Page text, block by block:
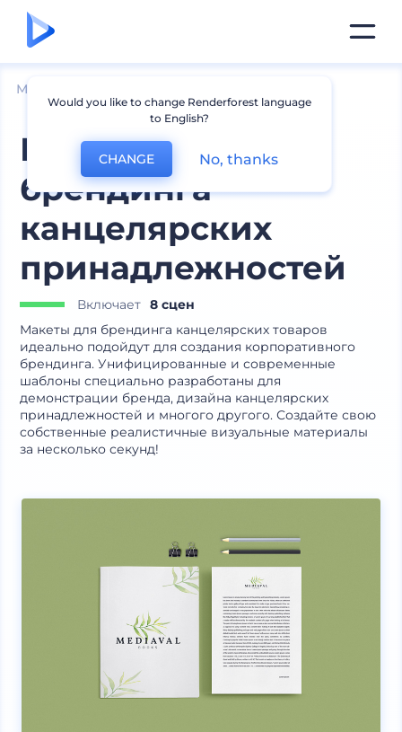
Мокапы
Макеты для
брендинга
канцелярских
принадлежностей
Включает 8 сцен
Макеты для брендинга канцелярских товаров
идеально подойдут для создания корпоративного
брендинга. Унифицированные и современные
шаблоны специально разработаны для
демонстрации бренда, дизайна канцелярских
принадлежностей и многого другого. Создайте свою
собственные реалистичные визуальные материалы
за несколько секунд!
Would you like to change Renderforest language
to English?
CHANGE No, thanks